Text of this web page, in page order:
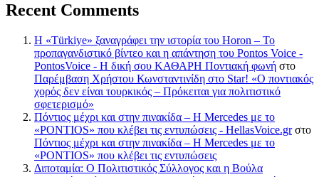
Recent Comments
Η «Türkiye» ξαναγράφει την ιστορία του Horon – Το
προπαγανδιστικό βίντεο και η απάντηση του Pontos Voice -
PontosVoice - H δική σου ΚΑΘΑΡΗ Ποντιακή φωνή στο
Παρέμβαση Χρήστου Κωνσταντινίδη στο Star! «Ο ποντιακός
χορός δεν είναι τουρκικός – Πρόκειται για πολιτιστικό
σφετερισμό»
Πόντιος μέχρι και στην πινακίδα – Η Mercedes με το
«PONTIOS» που κλέβει τις εντυπώσεις - HellasVoice.grστο
Πόντιος μέχρι και στην πινακίδα – Η Mercedes με το
«PONTIOS» που κλέβει τις εντυπώσεις
Διποταμία: Ο Πολιτιστικός Σύλλογος και η Βούλα